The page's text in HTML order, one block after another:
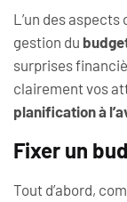
L’un des aspects
gestion du
surprises
clairement vos
planification à
Fixer un
Tout d’abord,